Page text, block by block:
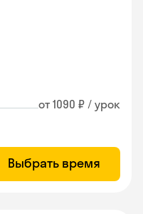
от 1090 ₽ / урок
Выбрать время